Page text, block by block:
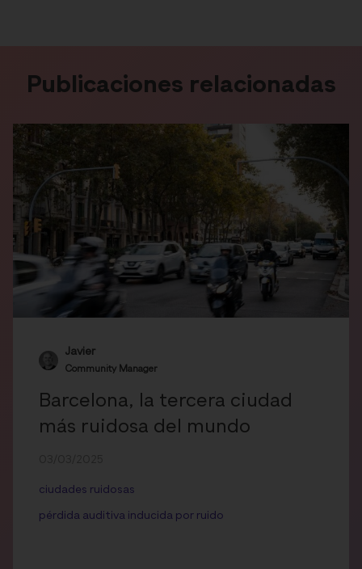
Publicaciones relacionadas
Javier
Community Manager
Barcelona, la tercera ciudad
más ruidosa del mundo
ciudades ruidosas
pérdida auditiva inducida por ruido